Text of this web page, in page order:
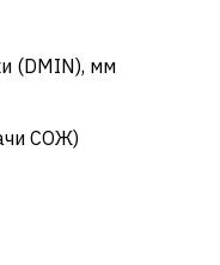
(DMIN), мм
СОЖ)